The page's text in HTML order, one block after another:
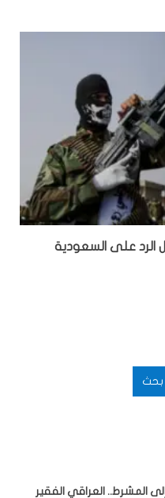
الرد على السعودية
بحث
المشرط.. العراقي الفقير